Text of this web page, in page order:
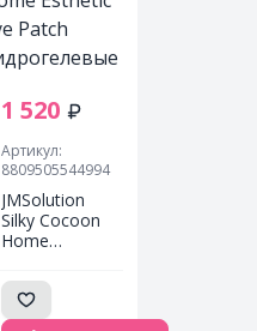
1 520
Артикул:
8809505544994
JMSolution
Silky Cocoon
Home
Patch
Гидрогелевые
патчи с